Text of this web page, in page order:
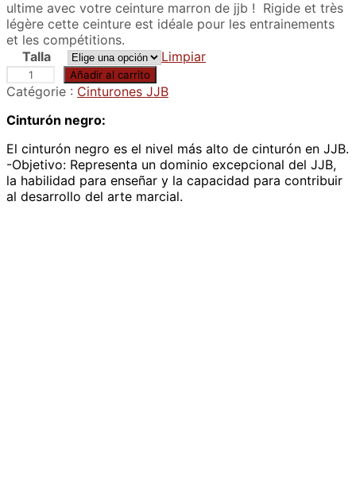
ultime avec votre ceinture marron de jjb ! Rigide et très
légère cette ceinture est idéale pour les entrainements
et les compétitions.
Talla
Limpiar
e
n
u
r
e
m
Añadir al carrito
Catégorie : Cinturones JJB
Cinturón negro:
El cinturón negro es el nivel más alto de cinturón en JJB.
-Objetivo: Representa un dominio excepcional del JJB,
la habilidad para enseñar y la capacidad para contribuir
al desarrollo del arte marcial.